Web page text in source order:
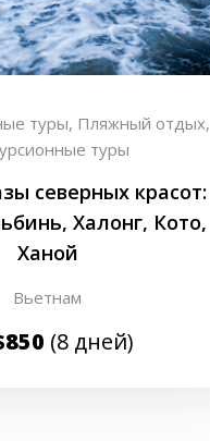
туры, Пляжный отдых,
туры
северных красот:
Халонг, Кото,
Ханой
Вьетнам
(8 дней)